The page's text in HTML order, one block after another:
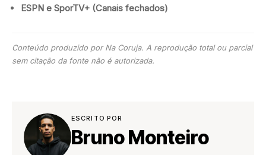
ESPN e SporTV+ (Canais fechados)
Conteúdo produzido por Na Coruja. A reprodução total ou parcial
sem citação da fonte não é autorizada.
ESCRITO POR
Bruno Monteiro